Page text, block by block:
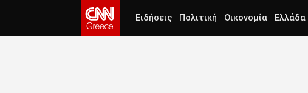
Ειδήσεις Πολιτική Οικονομία Ελλάδα